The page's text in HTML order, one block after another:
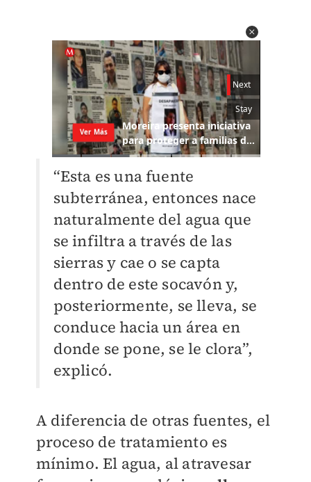
“Esta es una fuente
subterránea, entonces nace
naturalmente del agua que
se infiltra a través de las
sierras y cae o se capta
dentro de este socavón y,
posteriormente, se lleva, se
conduce hacia un área en
donde se pone, se le clora”,
explicó.
A diferencia de otras fuentes, el
proceso de tratamiento es
mínimo. El agua, al atravesar